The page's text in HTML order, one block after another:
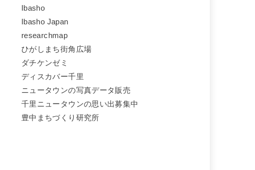
Ibasho
Ibasho Japan
researchmap
ひがしまち街角広場
ダチケンゼミ
ディスカバー千里
ニュータウンの写真データ販売
千里ニュータウンの思い出募集中
豊中まちづくり研究所